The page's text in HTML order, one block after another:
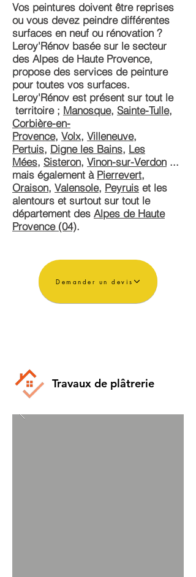
Vos peintures doivent être reprises
ou vous devez peindre différentes
surfaces en neuf ou rénovation ?
Leroy'Rénov basée sur le secteur
des Alpes de Haute Provence,
propose des services de peinture
pour toutes vos surfaces.
Leroy'Rénov est présent sur tout le
territoire ; Manosque, Sainte-Tulle,
Corbière-en-
Provence, Volx, Villeneuve,
Pertuis, Digne les Bains, Les
Mées, Sisteron, Vinon-sur-Verdon ...
mais également à Pierrevert,
Oraison, Valensole, Peyruis et les
alentours et surtout sur tout le
département des Alpes de Haute
Provence (04).
Demander un devis
Travaux de plâtrerie